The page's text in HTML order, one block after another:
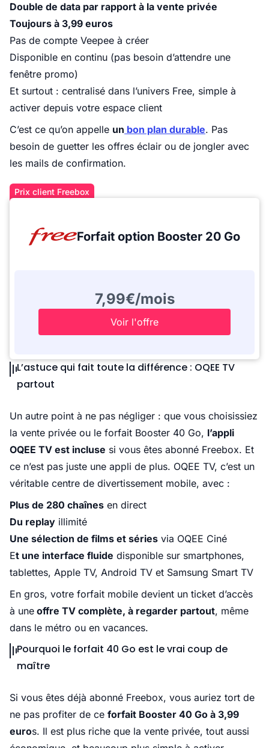
Double de data par rapport à la vente privée
Toujours à 3,99 euros
Pas de compte Veepee à créer
Disponible en continu (pas besoin d’attendre une
fenêtre promo)
Et surtout : centralisé dans l’univers Free, simple à
activer depuis votre espace client
C’est ce qu’on appelle un bon plan durable. Pas
besoin de guetter les offres éclair ou de jongler avec
les mails de confirmation.
Prix client Freebox
Forfait option Booster 20 Go
7,99€/mois
Voir l'offre
L’astuce qui fait toute la différence : OQEE TV
partout
Un autre point à ne pas négliger : que vous choisissiez
la vente privée ou le forfait Booster 40 Go, l’appli
OQEE TV est incluse si vous êtes abonné Freebox. Et
ce n’est pas juste une appli de plus. OQEE TV, c’est un
véritable centre de divertissement mobile, avec :
Plus de 280 chaînes en direct
Du replay illimité
Une sélection de films et séries via OQEE Ciné
Et une interface fluide disponible sur smartphones,
tablettes, Apple TV, Android TV et Samsung Smart TV
En gros, votre forfait mobile devient un ticket d’accès
à une offre TV complète, à regarder partout, même
dans le métro ou en vacances.
Pourquoi le forfait 40 Go est le vrai coup de
maître
Si vous êtes déjà abonné Freebox, vous auriez tort de
ne pas profiter de ce forfait Booster 40 Go à 3,99
euros. Il est plus riche que la vente privée, tout aussi